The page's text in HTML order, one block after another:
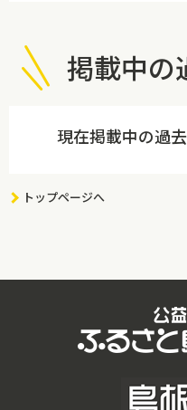
掲載中の
現在掲載中の過
トップページへ